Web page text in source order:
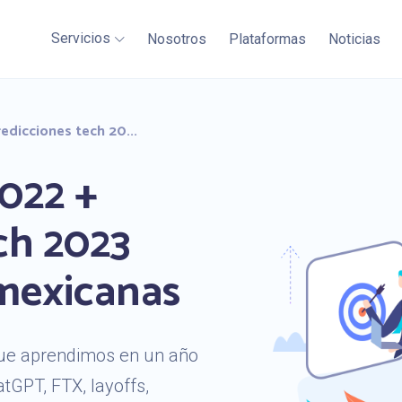
Servicios Nosotros Plataformas Noticias
tech 20...
+
2023
aprendimos en un año
FTX, layoffs,